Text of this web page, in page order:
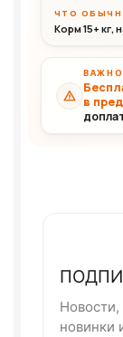
ЧТО
Корм 15+ кг,
ВАЖНО
в
Новости,
новинки